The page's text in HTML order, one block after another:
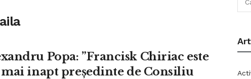
Popa: ”Francisk Chiriac este
mai inapt președinte de Consiliu